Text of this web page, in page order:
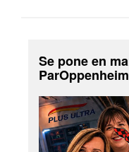
Se pone en